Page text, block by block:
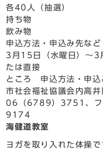
各40人（抽選）
持ち物
飲み物
申込方法・申込み先など
3月15日（水曜日）～3
たは直接
ところ 申込方法・申
市社会福祉協議会内高
06（6789）3751、
9174
海健道教室
ヨガを取り入れた体操で